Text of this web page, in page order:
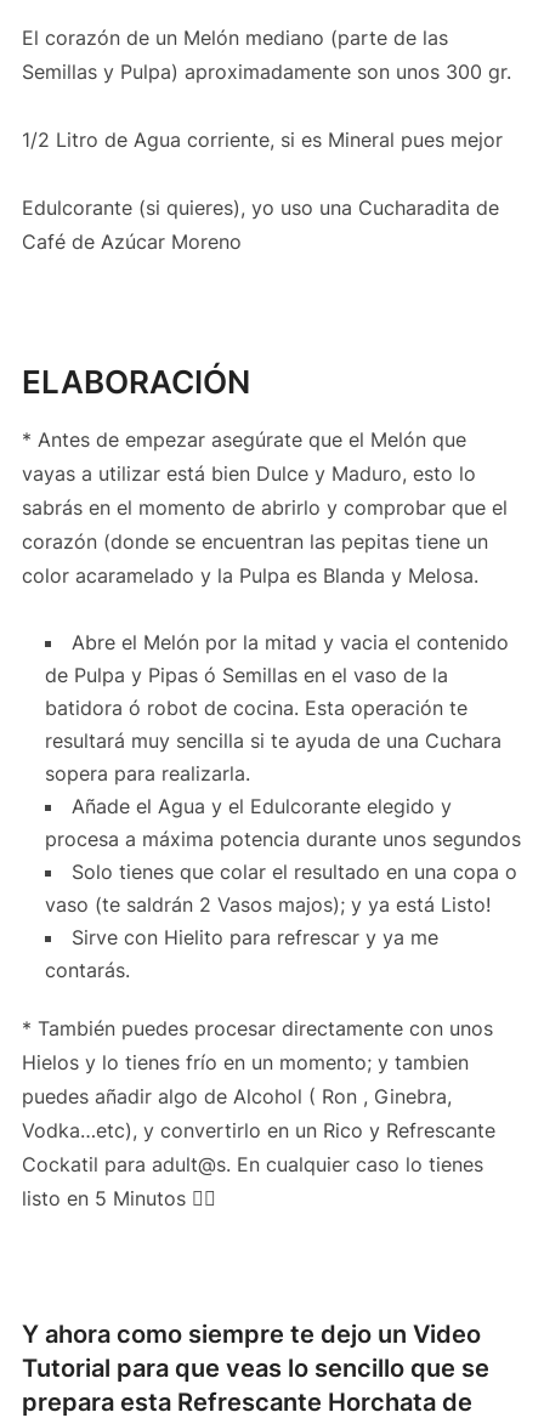
El corazón de un Melón mediano (parte de las
Semillas y Pulpa) aproximadamente son unos 300 gr.
1/2 Litro de Agua corriente, si es Mineral pues mejor
Edulcorante (si quieres), yo uso una Cucharadita de
Café de Azúcar Moreno
ELABORACIÓN
* Antes de empezar asegúrate que el Melón que
vayas a utilizar está bien Dulce y Maduro, esto lo
sabrás en el momento de abrirlo y comprobar que el
corazón (donde se encuentran las pepitas tiene un
color acaramelado y la Pulpa es Blanda y Melosa.
Abre el Melón por la mitad y vacia el contenido
de Pulpa y Pipas ó Semillas en el vaso de la
batidora ó robot de cocina. Esta operación te
resultará muy sencilla si te ayuda de una Cuchara
sopera para realizarla.
Añade el Agua y el Edulcorante elegido y
procesa a máxima potencia durante unos segundos
Solo tienes que colar el resultado en una copa o
vaso (te saldrán 2 Vasos majos); y ya está Listo!
Sirve con Hielito para refrescar y ya me
contarás.
* También puedes procesar directamente con unos
Hielos y lo tienes frío en un momento; y tambien
puedes añadir algo de Alcohol ( Ron , Ginebra,
Vodka…etc), y convertirlo en un Rico y Refrescante
Cockatil para adult@s. En cualquier caso lo tienes
listo en 5 Minutos 👍🏻
Y ahora como siempre te dejo un Video
Tutorial para que veas lo sencillo que se
prepara esta Refrescante Horchata de